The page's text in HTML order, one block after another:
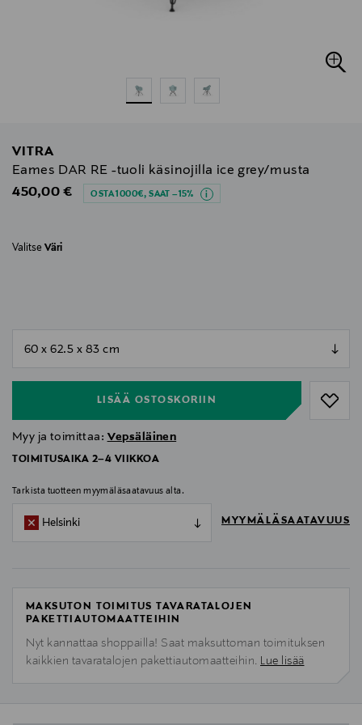
VITRA
Eames DAR RE -tuoli käsinojilla ice grey/musta
Original Price
450,00 € OSTA 1000€, SAAT –15%
Valitse Väri
LISÄÄ OSTOSKORIIN
Myy ja toimittaa: Vepsäläinen
TOIMITUSAIKA 2–4 VIIKKOA
Tarkista tuotteen myymäläsaatavuus alta.
Helsinki MYYMÄLÄSAATAVUUS
MAKSUTON TOIMITUS TAVARATALOJEN
PAKETTIAUTOMAATTEIHIN
Nyt kannattaa shoppailla! Saat maksuttoman toimituksen
kaikkien tavaratalojen pakettiautomaatteihin. Lue lisää